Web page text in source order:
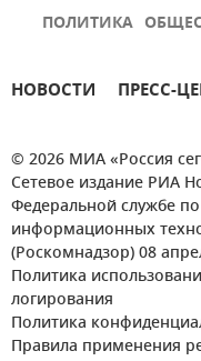
ПОЛИТИКА
НОВОСТИ ПРЕСС-
© 2026 МИА «Россия
Сетевое издание РИА
Федеральной службе
информационных
(Роскомнадзор) 08
Политика
логирования
Политика
Правила применения